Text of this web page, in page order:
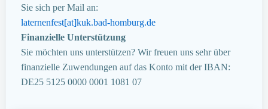
Sie sich per Mail an:
laternenfest[at]kuk.bad-homburg.de
Finanzielle Unterstützung
Sie möchten uns unterstützen? Wir freuen uns sehr über
finanzielle Zuwendungen auf das Konto mit der IBAN:
DE25 5125 0000 0001 1081 07